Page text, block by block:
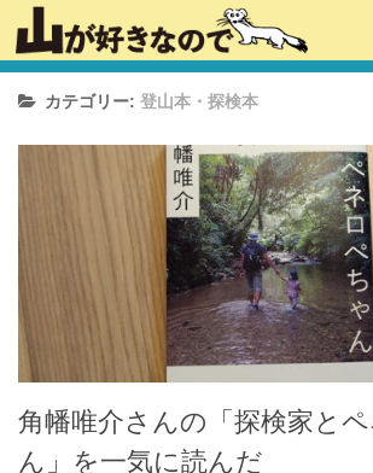
カテゴリー: 登山本・探検本
角幡唯介さんの「探検家と
ん」を一気に読んだ